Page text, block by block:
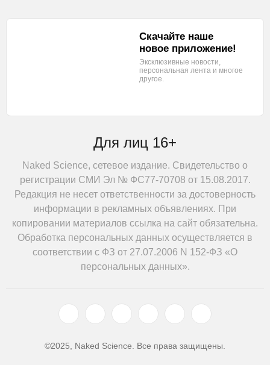
Для лиц 16+
Naked Science, сетевое издание. Свидетельство о
регистрации СМИ Эл № ФС77-70708 от 15.08.2017.
Редакция не несет ответственности за достоверность
информации в рекламных объявлениях. При
копировании материалов ссылка на сайт обязательна.
Обработка персональных данных осуществляется в
соответствии с ФЗ от 27.07.2006 N 152-ФЗ «О
персональных данных».
Скачайте наше
новое приложение!
Эксклюзивные новости,
персональная лента и многое
другое.
©2025, Naked Science. Все права защищены.